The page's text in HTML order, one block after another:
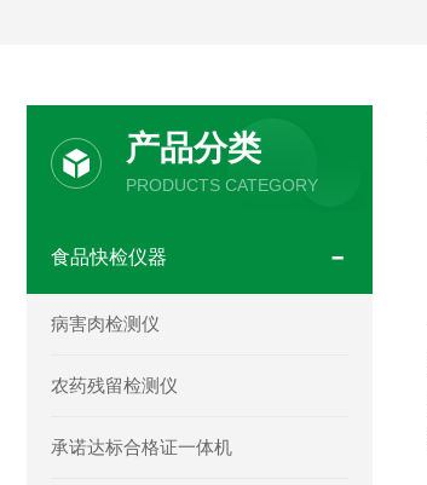
产品分类
PRODUCTS CATEGORY
食品快检仪器
病害肉检测仪
农药残留检测仪
承诺达标合格证一体机